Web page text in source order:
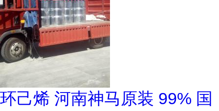
环己烯 河南神马原装 99% 国